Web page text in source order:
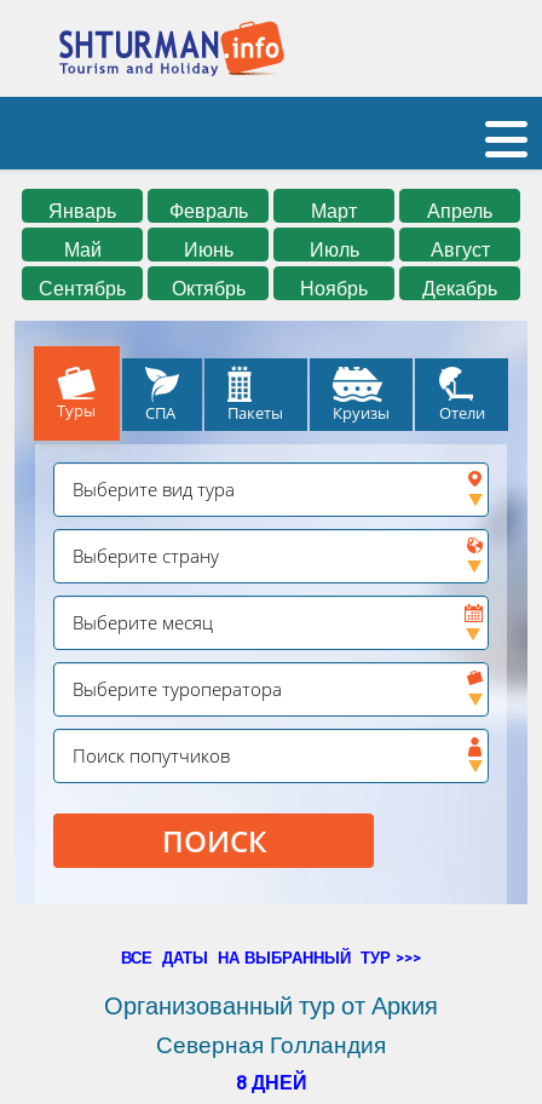
Январь Февраль Март
Апрель
Май
Июнь Июль
Август
Сентябрь
Октябрь Ноябрь Декабрь
Туры СПА Пакеты Круизы Отели
ПОИСК
ВСЕ ДАТЫ НА ВЫБРАННЫЙ ТУР >>>
Организованный тур от Аркия
Северная Голландия
8 ДНЕЙ